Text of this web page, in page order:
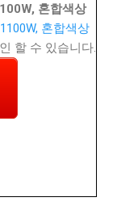
혼합색상
할 수 있습니다.